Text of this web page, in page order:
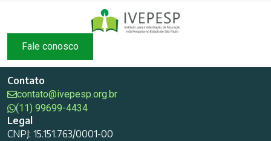
Fale conosco
Contato
contato@ivepesp.org.br
(11) 99699-4434
Legal
CNPJ: 15.151.763/0001-00